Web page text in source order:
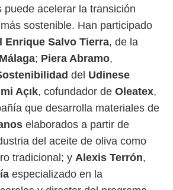
puede acelerar la transición
sostenible. Han participado
Enrique Salvo Tierra, de la
; Piera Abramo,
del Udinese
Açık, cofundador de Oleatex,
que desarrolla materiales de
elaborados a partir de
del aceite de oliva como
tradicional; y Alexis Terrón,
especializado en la